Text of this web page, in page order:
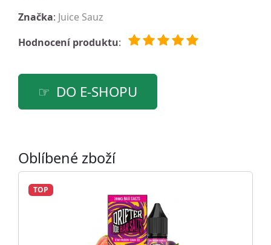
Značka: Juice Sauz
Hodnocení produktu:
DO E-SHOPU
Oblíbené zboží
TOP